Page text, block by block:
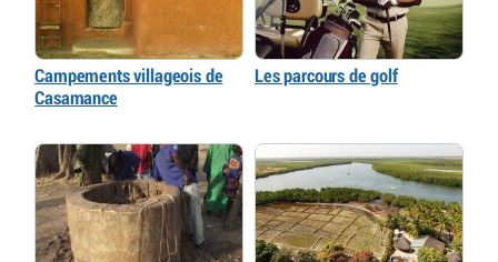
Campements villageois de
Casamance
Les parcours de golf